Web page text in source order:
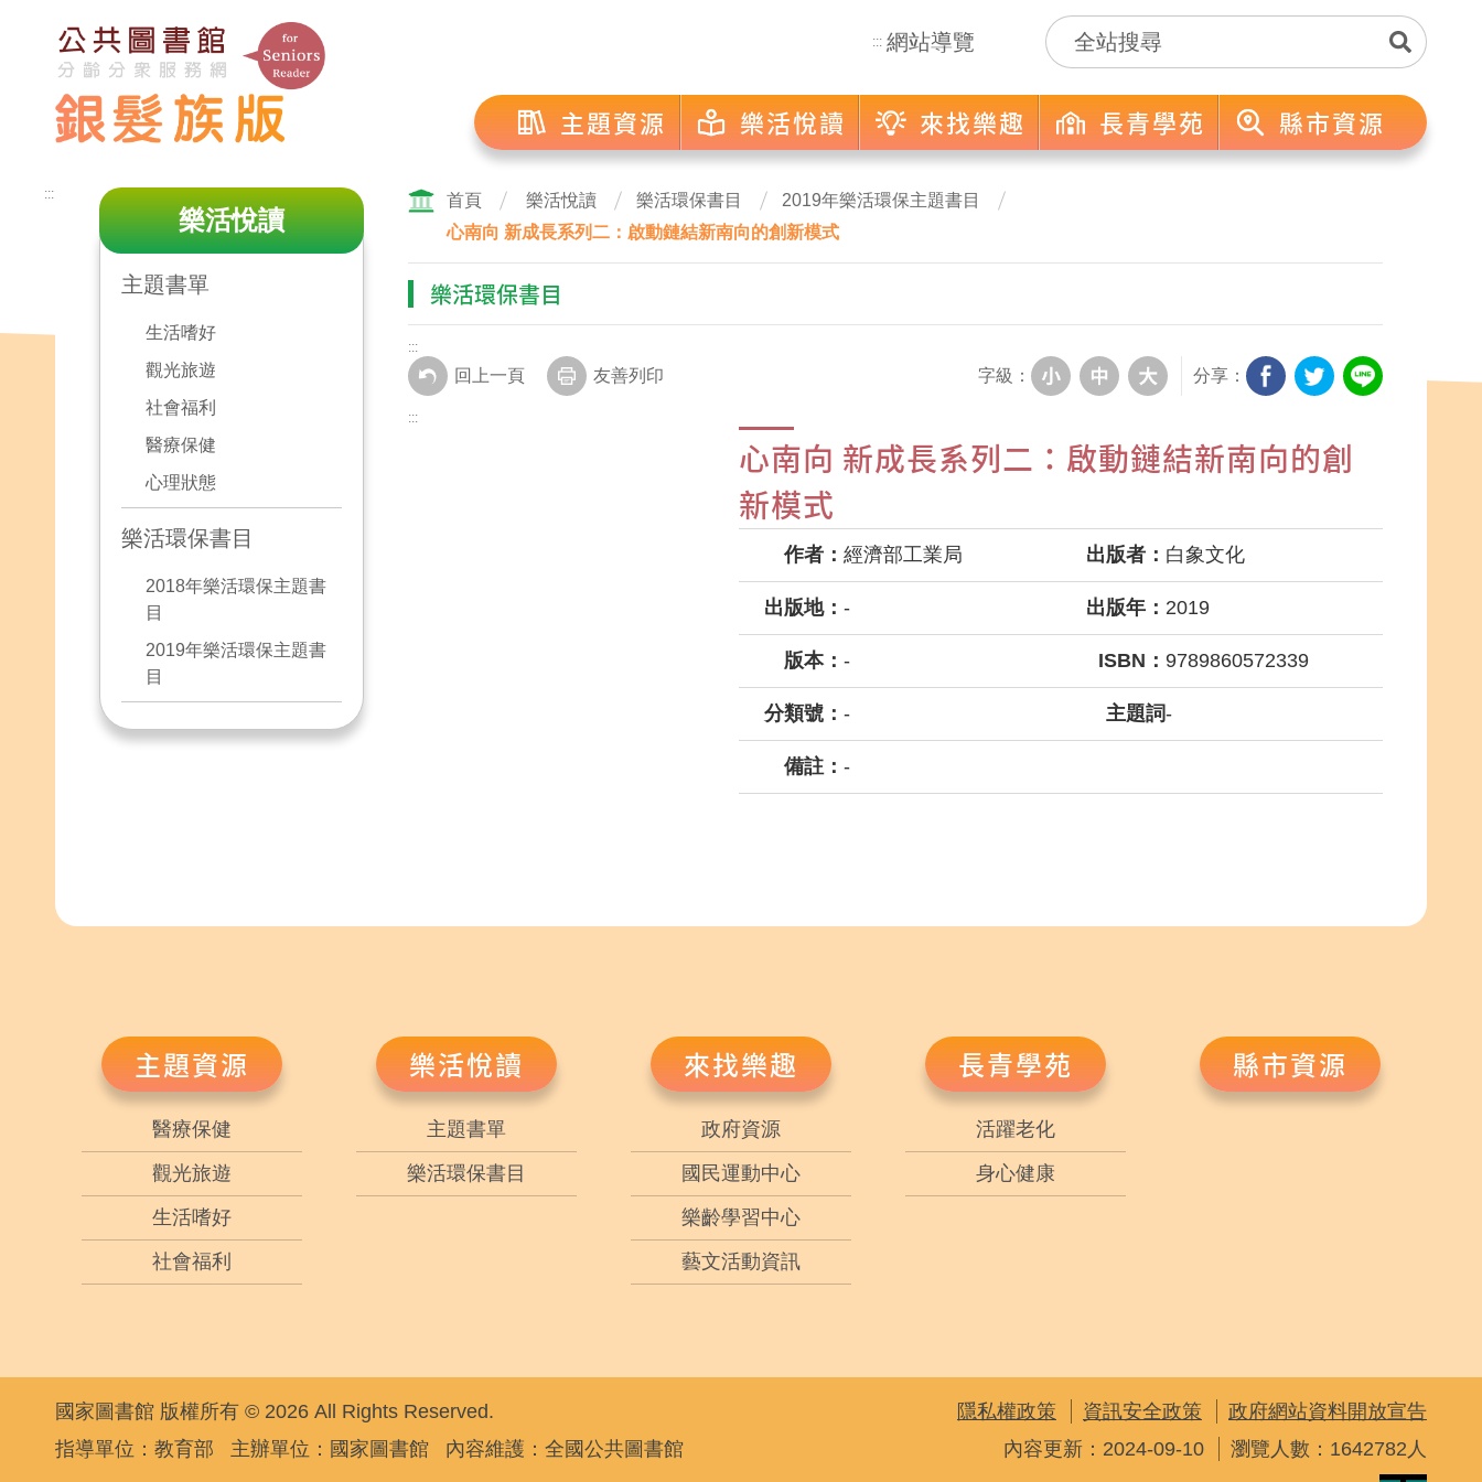
::: 網站導覽
主題資源 樂活悅讀 來找樂趣 長青學苑 縣市資源
:::
樂活悅讀
主題書單
生活嗜好
觀光旅遊
社會福利
醫療保健
心理狀態
樂活環保書目
2018年樂活環保主題書
目
2019年樂活環保主題書
目
首頁 樂活悅讀 樂活環保書目
2019年樂活環保主題書目
心南向 新成長系列二：啟動鏈結新南向的創新模式
樂活環保書目
:::
回上一頁 友善列印 字級： 分享：
:::
心南向 新成長系列二：啟動鏈結新南向的創
新模式
作者： 經濟部工業局 出版者： 白象文化
出版地： - 出版年： 2019
版本： - ISBN： 9789860572339
分類號： - 主題詞-
備註： -
主題資源
醫療保健
觀光旅遊
生活嗜好
社會福利
樂活悅讀
主題書單
樂活環保書目
來找樂趣
政府資源
國民運動中心
樂齡學習中心
藝文活動資訊
長青學苑
活躍老化
身心健康
縣市資源
國家圖書館 版權所有 © 2026 All Rights Reserved.
指導單位：教育部
主辦單位：國家圖書館 內容維護：全國公共圖書館
隱私權政策 資訊安全政策
政府網站資料開放宣告
內容更新：2024-09-10
瀏覽人數：1642782人